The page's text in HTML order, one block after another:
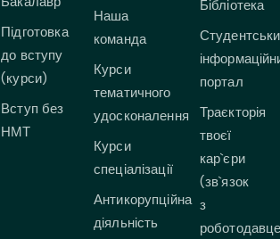
Підготовка
до вступу
(курси)
Вступ без
НМТ
Наша
команда
Курси
тематичного
удосконалення
Курси
спеціалізації
Антикорупційна
діяльність
Бібліотека
портал
Траєкторія
твоєї
кар`єри
(зв`язок
з